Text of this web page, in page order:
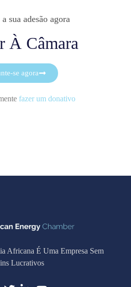
sua adesão agora
À Câmara
se agora
fazer um donativo
Africana É Uma Empresa Sem
Lucrativos